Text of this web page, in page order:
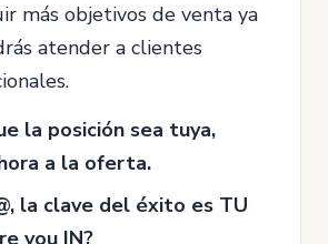
más objetivos de venta ya
atender a clientes
la posición sea tuya,
a la oferta.
la clave del éxito es TU
you IN?